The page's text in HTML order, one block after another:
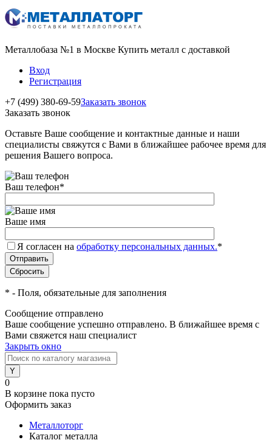
Металлобаза №1 в Москве Купить металл с доставкой
Вход
Регистрация
+7 (499) 380-69-59Заказать звонок
Заказать звонок
Оставьте Ваше сообщение и контактные данные и наши
специалисты свяжутся с Вами в ближайшее рабочее время для
решения Вашего вопроса.
Ваш телефон*
Ваше имя
Я согласен на обработку персональных данных.*
* - Поля, обязательные для заполнения
Сообщение отправлено
Ваше сообщение успешно отправлено. В ближайшее время с
Вами свяжется наш специалист
Закрыть окно
0
В корзине пока пусто
Оформить заказ
Металлоторг
Каталог металла